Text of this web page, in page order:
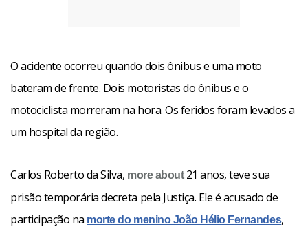
O acidente ocorreu quando dois ônibus e uma moto
bateram de frente. Dois motoristas do ônibus e o
motociclista morreram na hora. Os feridos foram levados a
um hospital da região.
Carlos Roberto da Silva, more about21 anos, teve sua
prisão temporária decreta pela Justiça. Ele é acusado de
participação na morte do menino João Hélio Fernandes,